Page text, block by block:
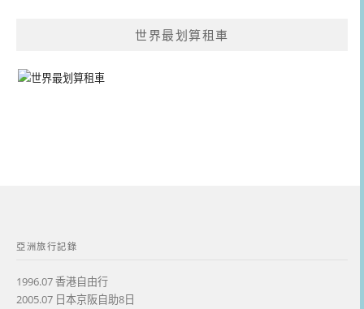
世界最划算租車
亞洲旅行記錄
1996.07 香港自由行
2005.07 日本京阪自助8日